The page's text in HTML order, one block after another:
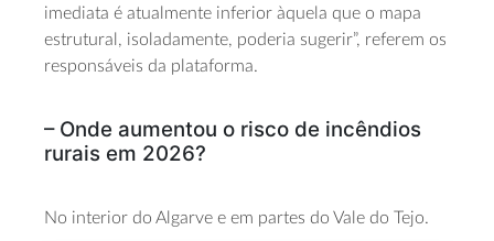
imediata é atualmente inferior àquela que o mapa
estrutural, isoladamente, poderia sugerir”, referem os
responsáveis da plataforma.
– Onde aumentou o risco de incêndios
rurais em 2026?
No interior do Algarve e em partes do Vale do Tejo.